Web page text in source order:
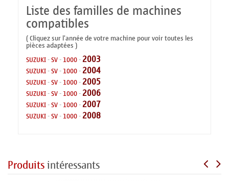
Liste des familles de machines
compatibles
( Cliquez sur l'année de votre machine pour voir toutes les
pièces adaptées )
SUZUKI-SV-1000-2003
SUZUKI-SV-1000-2004
SUZUKI-SV-1000-2005
SUZUKI-SV-1000-2006
SUZUKI-SV-1000-2007
SUZUKI-SV-1000-2008
Produitsintéressants